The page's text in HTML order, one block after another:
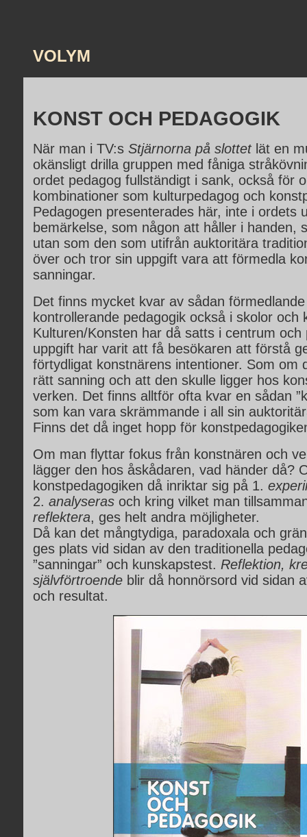
VOLYM
KONST OCH PEDAGOGIK
När man i TV:s Stjärnorna på slottetlät en
okänsligt drilla gruppen med fåniga
ordet pedagog fullständigt i sank, också för
kombinationer som kulturpedagog och
Pedagogen presenterades här, inte i ordets
bemärkelse, som någon att håller i handen,
utan som den som utifrån auktoritära
över och tror sin uppgift vara att förmedla
sanningar.
Det finns mycket kvar av sådan
kontrollerande pedagogik också i skolor och
Kulturen/Konsten har då satts i centrum och
uppgift har varit att få besökaren att förstå
förtydligat konstnärens intentioner. Som om
rätt sanning och att den skulle ligger hos
verken. Det finns alltför ofta kvar en sådan
som kan vara skrämmande i all sin
Finns det då inget hopp för
Om man flyttar fokus från konstnären och
lägger den hos åskådaren, vad händer då?
konstpedagogiken då inriktar sig på 1.
2. analyseras och kring vilket man
reflektera, ges helt andra möjligheter.
Då kan det mångtydiga, paradoxala och
ges plats vid sidan av den traditionella
”sanningar” och kunskapstest. Reflektion,
självförtroende blir då honnörsord vid sidan
och resultat.